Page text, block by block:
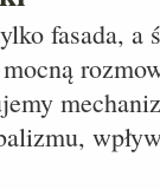
fasada, a